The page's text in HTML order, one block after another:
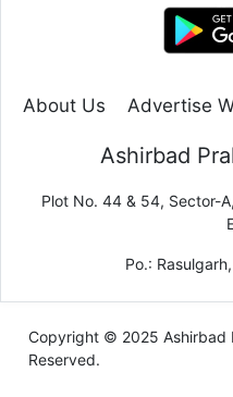
About Us Advertise
Ashirbad
Plot No. 44 & 54, Sector-
Po.:
Copyright © 2025 Ashirbad
Reserved.